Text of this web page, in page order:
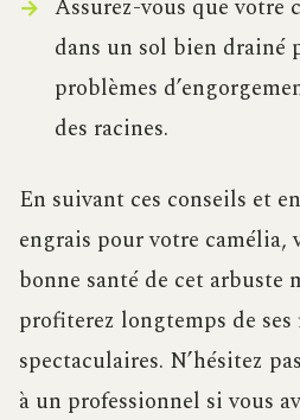
Assurez-vous que votre
dans un sol bien drainé
problèmes
des racines.
En suivant ces conseils et
engrais pour votre camélia,
bonne santé de cet arbuste
profiterez longtemps de ses
spectaculaires. N’hésitez
à un professionnel si vous